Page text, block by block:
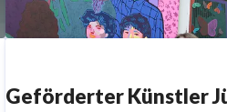
Geförderter Künstler